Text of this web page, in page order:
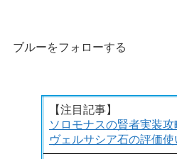
ブルーをフォローする
【注目記事】
ソロモナスの賢者実装攻
ヴェルサシア石の評価